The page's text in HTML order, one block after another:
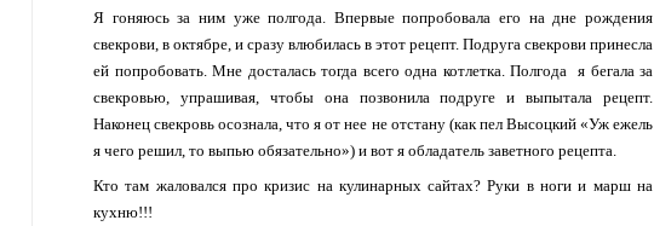
Я гоняюсь за ним уже полгода. Впервые попробовала его на дне рождения
свекрови, в октябре, и сразу влюбилась в этот рецепт. Подруга свекрови принесла
ей попробовать. Мне досталась тогда всего одна котлетка. Полгода я бегала за
свекровью, упрашивая, чтобы она позвонила подруге и выпытала рецепт.
Наконец свекровь осознала, что я от нее не отстану (как пел Высоцкий «Уж ежель
я чего решил, то выпью обязательно») и вот я обладатель заветного рецепта.
Кто там жаловался про кризис на кулинарных сайтах? Руки в ноги и марш на
кухню!!!